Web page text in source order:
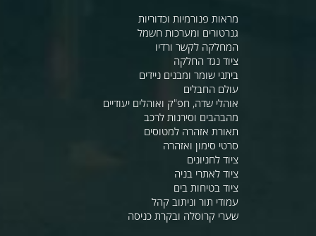
מראות פנורמיות וכדוריות
גנרטורים ומערכות חשמל
המחלקה לקשר ורדיו
ציוד נגד החלקה
ביתני שומר ומבנים ניידים
עולם החבלים
אוהלי שדה, חפ"ק ואוהלים יעודיים
מהבהבים וסירנות לרכב
תאורת אזהרה למטוסים
סרטי סימון ואזהרה
ציוד לחניונים
ציוד לאתרי בניה
ציוד בטיחות בים
עמודי תור וניתוב קהל
שערי קרוסלה ובקרת כניסה